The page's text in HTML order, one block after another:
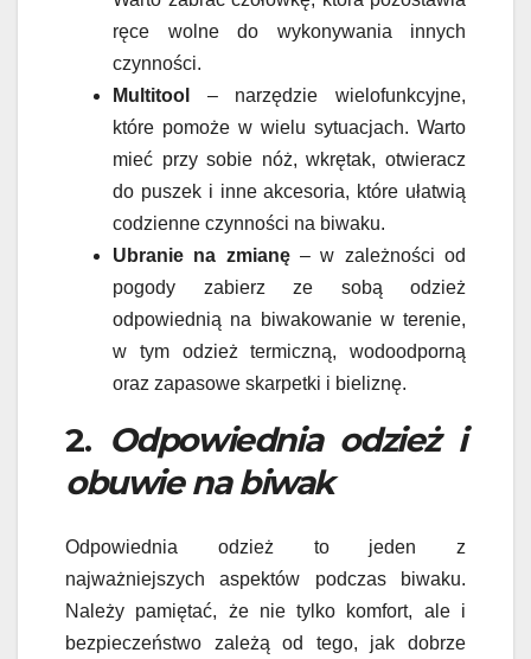
ręce wolne do wykonywania innych
czynności.
Multitool
– narzędzie wielofunkcyjne,
które pomoże w wielu sytuacjach. Warto
mieć przy sobie nóż, wkrętak, otwieracz
do puszek i inne akcesoria, które ułatwią
codzienne czynności na biwaku.
Ubranie na zmianę– w zależności od
pogody zabierz ze sobą odzież
odpowiednią na biwakowanie w terenie,
w tym odzież termiczną, wodoodporną
oraz zapasowe skarpetki i bieliznę.
2. Odpowiednia odzież i
obuwie na biwak
Odpowiednia odzież to jeden z
najważniejszych aspektów podczas biwaku.
Należy pamiętać, że nie tylko komfort, ale i
bezpieczeństwo zależą od tego, jak dobrze